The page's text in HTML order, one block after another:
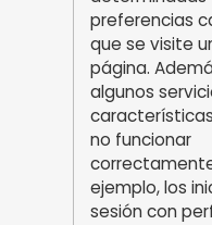
preferencias
que se visite
página.
algunos
no funcionar
ejemplo, los
sesión con